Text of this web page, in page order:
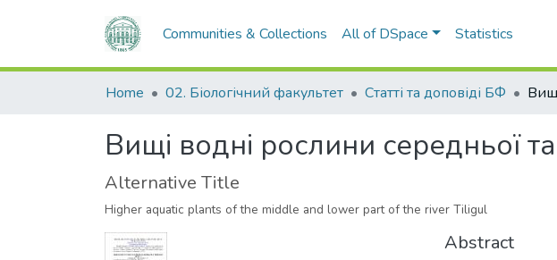
Communities & Collections All of DSpace Statistics
Home 02. Біологічний факультет Статті та доповіді БФ
Вищі водні рослини середньої
Alternative Title
Higher aquatic plants of the middle and lower part of the river Tiligul
Abstract